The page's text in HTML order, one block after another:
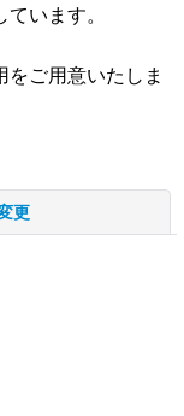
います。
ご用意いたしま
更